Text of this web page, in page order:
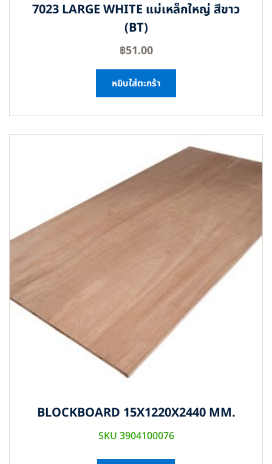
7023 LARGE WHITE แม่เหล็กใหญ่ สีขาว
(BT)
฿51.00
หยิบใส่ตะกร้า
BLOCKBOARD 15X1220X2440 MM.
SKU 3904100076